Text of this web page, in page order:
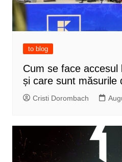
to blog
Cum se face accesul
și care sunt măsurile
Cristi Dorombach